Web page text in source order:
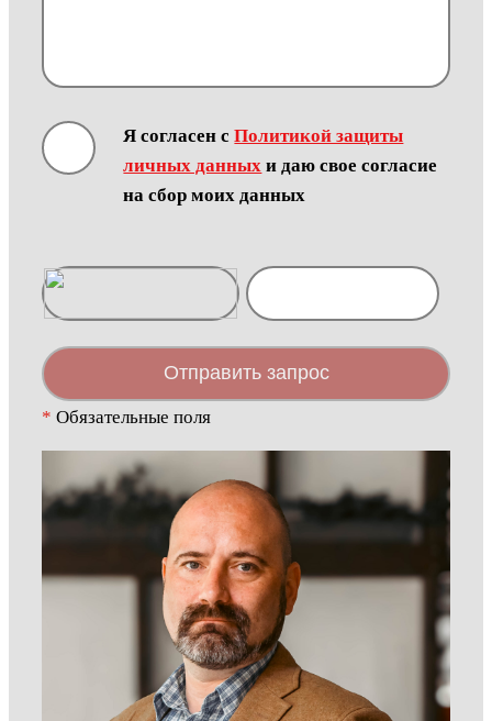
Я согласен сПолитикой защиты
личных данных и даю свое согласие
на сбор моих данных
Отправить запрос
* Обязательные поля